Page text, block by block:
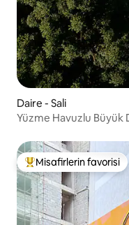
Daire - Sali
Yüzme Havuzlu Büyük
Misafirlerin
Misafirlerin favorisi